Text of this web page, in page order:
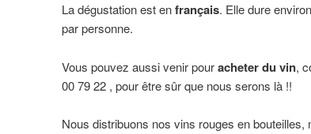
La dégustation est enfrançais. Elle dure environ
par personne.
Vous pouvez aussi venir pouracheter du vin,
00 79 22 , pour être sûr que nous serons là !!
Nous distribuons nos vins rouges en bouteilles,